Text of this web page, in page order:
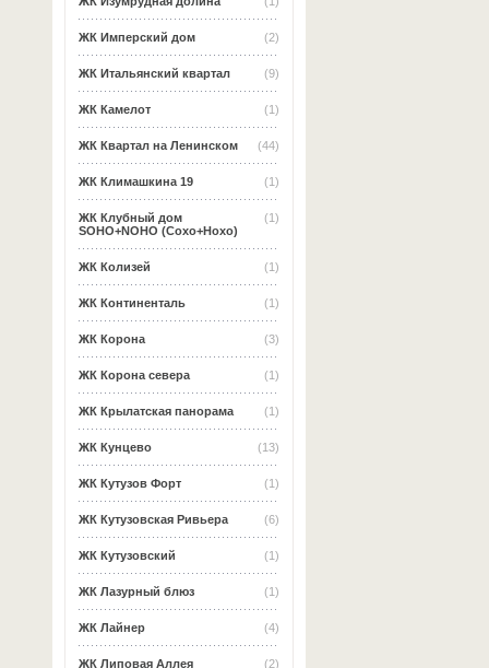
(2)
ЖК Имперский дом
(9)
ЖК Итальянский квартал
(1)
ЖК Камелот
(44)
ЖК Квартал на Ленинском
(1)
ЖК Климашкина 19
(1)
ЖК Клубный дом
SOHO+NOHO (Сохо+Нохо)
(1)
ЖК Колизей
(1)
ЖК Континенталь
(3)
ЖК Корона
(1)
ЖК Корона севера
(1)
ЖК Крылатская панорама
(13)
ЖК Кунцево
(1)
ЖК Кутузов Форт
(6)
ЖК Кутузовская Ривьера
(1)
ЖК Кутузовский
(1)
ЖК Лазурный блюз
(4)
ЖК Лайнер
(2)
ЖК Липовая Аллея